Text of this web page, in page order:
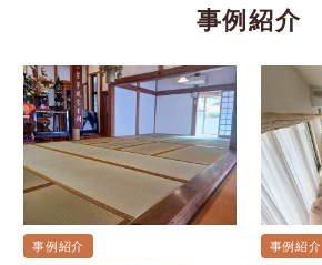
事例紹介
事例紹介 事例紹介